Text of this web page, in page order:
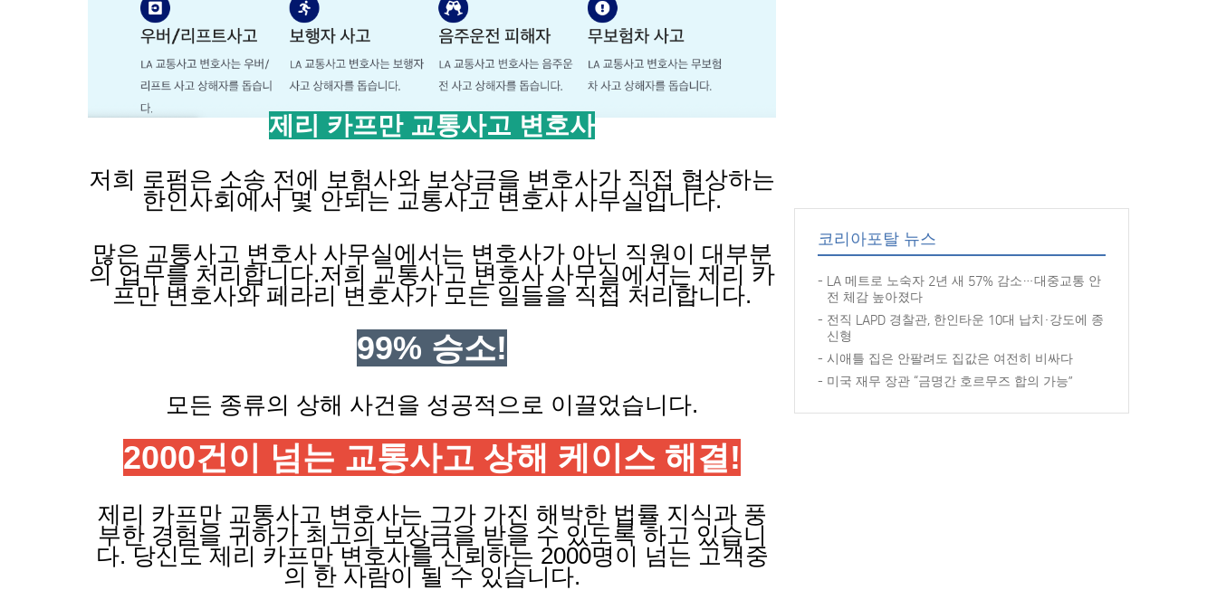
제리 카프만 교통사고 변호사
저희 로펌은 소송 전에 보험사와 보상금을 변호사가 직접 협상하는
한인사회에서 몇 안되는 교통사고 변호사 사무실입니다.
많은 교통사고 변호사 사무실에서는 변호사가 아닌 직원이 대부분
의 업무를 처리합니다.저희 교통사고 변호사 사무실에서는 제리 카
프만 변호사와 페라리 변호사가 모든 일들을 직접 처리합니다.
99% 승소!
모든 종류의 상해 사건을 성공적으로 이끌었습니다.
2000건이 넘는 교통사고 상해 케이스 해결!
제리 카프만 교통사고 변호사는 그가 가진 해박한 법률 지식과 풍
부한 경험을 귀하가 최고의 보상금을 받을 수 있도록 하고 있습니
다. 당신도 제리 카프만 변호사를 신뢰하는 2000명이 넘는 고객중
의 한 사람이 될 수 있습니다.
코리아포탈 뉴스
LA 메트로 노숙자 2년 새 57% 감소…대중교통 안
전 체감 높아졌다
전직 LAPD 경찰관, 한인타운 10대 납치·강도에 종
신형
시애틀 집은 안팔려도 집값은 여전히 비싸다
미국 재무 장관 “금명간 호르무즈 합의 가능”